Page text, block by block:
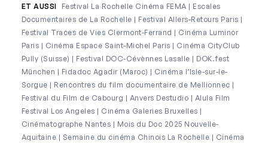
ET AUSSI
Festival La Rochelle Cinéma FEMA | Escales
Documentaires de La Rochelle | Festival Allers-Retours Paris |
Festival Traces de Vies Clermont-Ferrand | Cinéma Luminor
Paris | Cinéma Espace Saint-Michel Paris | Cinéma CityClub
Pully (Suisse) | Festival DOC-Cévènnes Lasalle | DOK.fest
München | Fidadoc Agadir (Maroc) | Cinéma l’Isle-sur-le-
Sorgue | Rencontres du film documentaire de Mellionnec |
Festival du Film de Cabourg | Anvers Destudio | Alula Film
Festival Los Angeles | Cinéma Galeries Bruxelles |
Cinématographe Nantes | Mois du Doc 2025 Nouvelle-
Aquitaine | Semaine du cinéma Chinois La Rochelle | Cinéma